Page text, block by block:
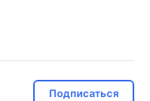
Подписаться